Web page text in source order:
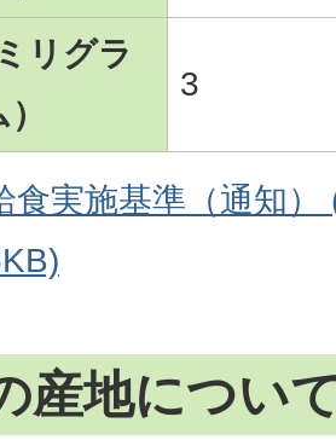
リグラ
3
食実施基準（通知
産地につい